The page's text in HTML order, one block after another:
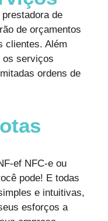
de
de orçamentos
clientes. Além
os serviços
ordens de
ef NFC-e ou
pode! E todas
e intuitivas,
esforços a